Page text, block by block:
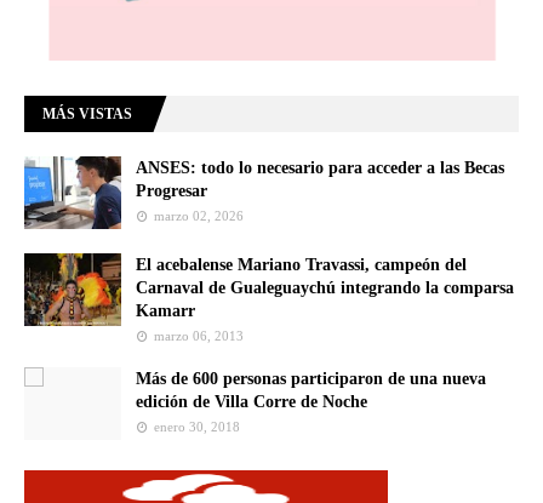
MÁS VISTAS
ANSES: todo lo necesario para acceder a las Becas
Progresar
marzo 02, 2026
El acebalense Mariano Travassi, campeón del
Carnaval de Gualeguaychú integrando la comparsa
Kamarr
marzo 06, 2013
Más de 600 personas participaron de una nueva
edición de Villa Corre de Noche
enero 30, 2018